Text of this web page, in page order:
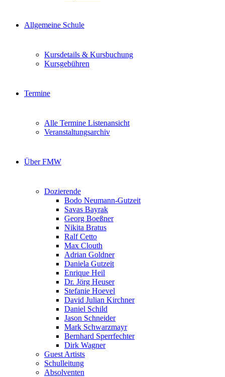
Allgemeine Schule
Kursdetails & Kursbuchung
Kursgebühren
Termine
Alle Termine Listenansicht
Veranstaltungsarchiv
Über FMW
Dozierende
Bodo Neumann-Gutzeit
Savas Bayrak
Georg Boeßner
Nikita Bratus
Ralf Cetto
Max Clouth
Adrian Goldner
Daniela Gutzeit
Enrique Heil
Dr. Jörg Heuser
Stefanie Hoevel
David Julian Kirchner
Daniel Schild
Jason Schneider
Mark Schwarzmayr
Bernhard Sperrfechter
Dirk Wagner
Guest Artists
Schulleitung
Absolventen